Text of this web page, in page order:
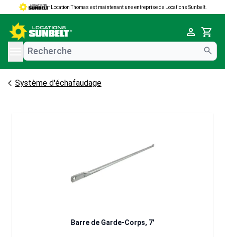
Location Thomas est maintenant une entreprise de Locations Sunbelt.
Cart
menu
Système d'échafaudage
Barre de Garde-Corps, 7'